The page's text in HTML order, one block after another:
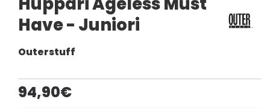
Have - Juniori
Outerstuff
94,90€